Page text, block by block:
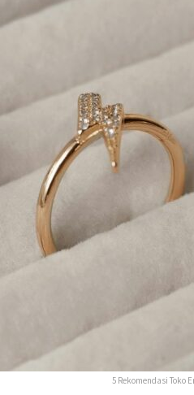
5 Rekomendasi Toko